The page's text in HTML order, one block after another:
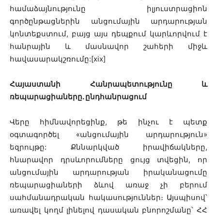
համաձայնությունը իլյուստրացիոն
գործընթացներին անցումային արդարության
կոնտեքստում, բայց այս դեպքում կարևորվում է
հանրային և մասնավոր շահերի միջև
հավասարակշռումը:[xix]
Հայաստանի Հանրապետությունը և
ռեպարացիաները. ընդհանրացում
Վերը հիմնավորեցինք, թե ինչու է պետք
օգտագործել «անցումային արդարություն»
եզրույթը: Քննարկված իրավիճակները,
հնարավոր դրսևորումները ցույց տվեցին, որ
անցումային արդարության իրականացումը
ռեպարացիաների ձևով առաջ չի բերում
սահմանադրական հակասություններ։ Այսպիսով՝
առավել կողմ լինելով դասական բնորոշմանը՝ ՀՀ